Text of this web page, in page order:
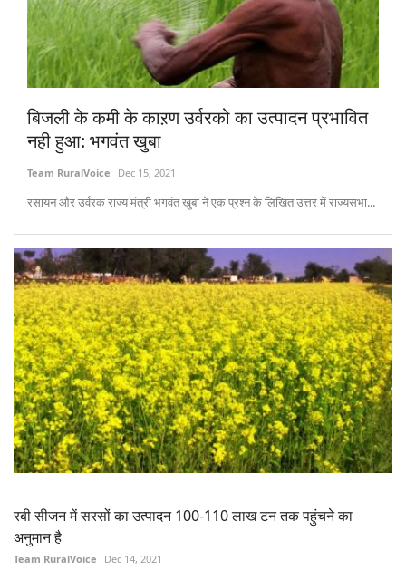
बिजली के कमी के काऱण उर्वरको का उत्पादन प्रभावित
नही हुआ: भगवंत खुबा
Team RuralVoice Dec 15, 2021
रसायन और उर्वरक राज्य मंत्री भगवंत खुबा ने एक प्रश्न के लिखित उत्तर में राज्यसभा...
रबी सीजन में सरसों का उत्पादन 100-110 लाख टन तक पहुंचने का
अनुमान है
Team RuralVoice Dec 14, 2021